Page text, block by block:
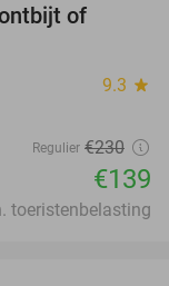
of
9.3 star
Regulier €230
€139
toeristenbelasting